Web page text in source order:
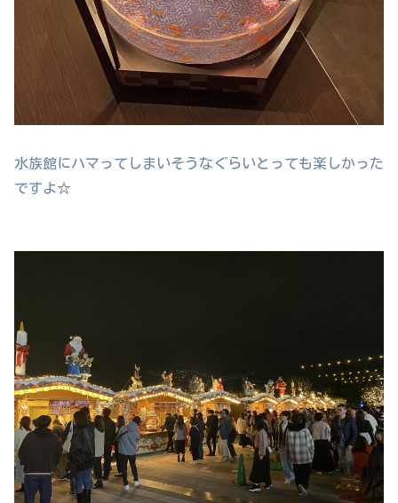
水族館にハマってしまいそうなぐらいとっても楽しかった
ですよ☆